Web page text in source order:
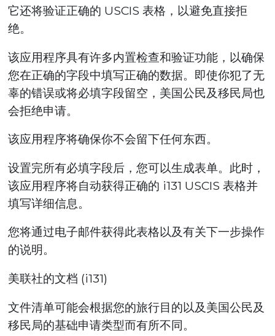
它还将验证正确的 USCIS 表格，以避免直接拒
绝。
该应用程序具有许多内置检查和验证功能，以确保
您在正确的字段中填写正确的数据。即使你犯了无
辜的错误或将必填字段留空，美国公民及移民局也
会拒绝申请。
该应用程序将确保你不会留下任何东西。
设置完所有必填字段后，您可以生成表单。此时，
该应用程序将自动获得正确的 i131 USCIS 表格并
填写详细信息。
您将通过电子邮件获得此表格以及有关下一步操作
的说明。
美联社的文档 (i131)
文件清单可能会根据您的旅行目的以及美国公民及
移民局的基础申请类型而有所不同。